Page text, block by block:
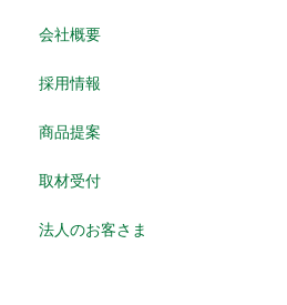
会社概要
採用情報
商品提案
取材受付
法人のお客さま